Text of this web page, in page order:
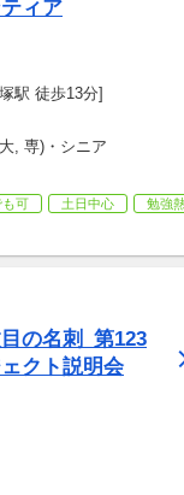
ィア
駅 徒歩13分]
, 専)・シニア
も可 土日中心
勉強
の名刺_第123
クト説明会